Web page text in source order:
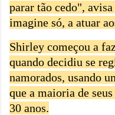
parar tão cedo",
imagine só, a atuar
Shirley começou a
quando decidiu se
namorados, usando
que a maioria de
30 anos.